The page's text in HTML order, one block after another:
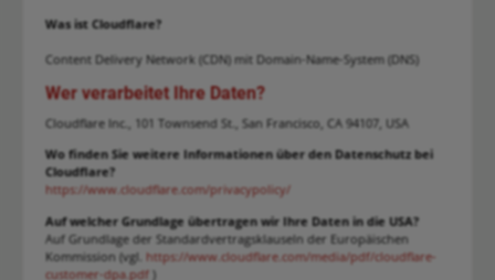
Was ist Cloudflare?
Content Delivery Network (CDN) mit Domain-Name-System (DNS)
Wer verarbeitet Ihre Daten?
Cloudflare Inc., 101 Townsend St., San Francisco, CA 94107, USA
Wo finden Sie weitere Informationen über den Datenschutz bei
Cloudflare?
https://www.cloudflare.com/privacypolicy/
Auf welcher Grundlage übertragen wir Ihre Daten in die USA?
Auf Grundlage der Standardvertragsklauseln der Europäischen
Kommission (vgl. https://www.cloudflare.com/media/pdf/cloudflare-
customer-dpa.pdf )